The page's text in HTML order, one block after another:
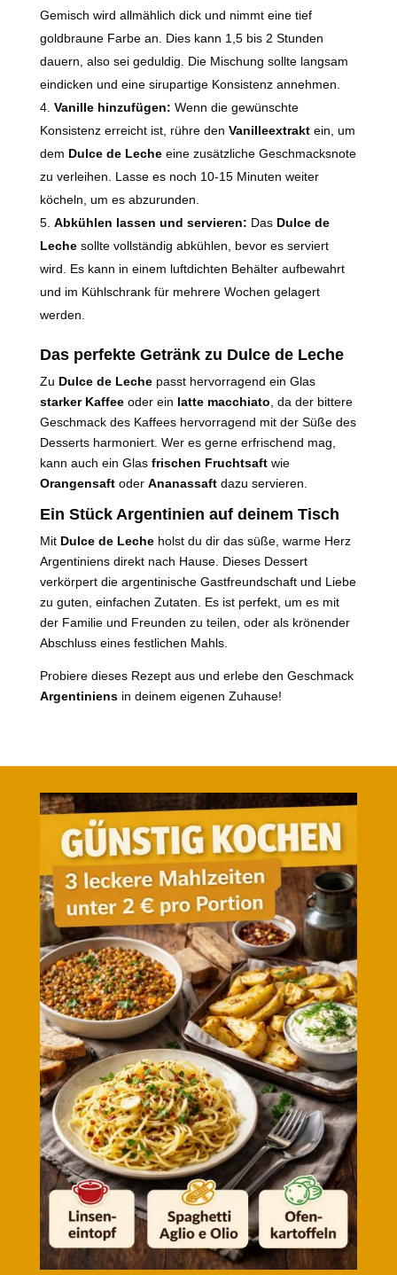
Gemisch wird allmählich dick und nimmt eine tief
goldbraune Farbe an. Dies kann 1,5 bis 2 Stunden
dauern, also sei geduldig. Die Mischung sollte langsam
eindicken und eine sirupartige Konsistenz annehmen.
Vanille hinzufügen: Wenn die gewünschte
Konsistenz erreicht ist, rühre den Vanilleextraktein, um
dem Dulce de Lecheeine zusätzliche Geschmacksnote
zu verleihen. Lasse es noch 10-15 Minuten weiter
köcheln, um es abzurunden.
Abkühlen lassen und servieren: Das Dulce de
Lechesollte vollständig abkühlen, bevor es serviert
wird. Es kann in einem luftdichten Behälter aufbewahrt
und im Kühlschrank für mehrere Wochen gelagert
werden.
Das perfekte Getränk zu Dulce de Leche
Zu Dulce de Lechepasst hervorragend ein Glas
starker Kaffeeoder ein latte macchiato , da der bittere
Geschmack des Kaffees hervorragend mit der Süße des
Desserts harmoniert. Wer es gerne erfrischend mag,
kann auch ein Glas frischen Fruchtsaftwie
Orangensaftoder Ananassaftdazu servieren.
Ein Stück Argentinien auf deinem Tisch
Mit Dulce de Lecheholst du dir das süße, warme Herz
Argentiniens direkt nach Hause. Dieses Dessert
verkörpert die argentinische Gastfreundschaft und Liebe
zu guten, einfachen Zutaten. Es ist perfekt, um es mit
der Familie und Freunden zu teilen, oder als krönender
Abschluss eines festlichen Mahls.
Probiere dieses Rezept aus und erlebe den Geschmack
Argentiniensin deinem eigenen Zuhause!